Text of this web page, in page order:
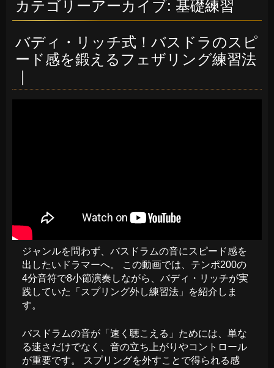
カテゴリーアーカイブ: 基礎練習
バディ・リッチ式！バスドラのスピ
ード感を鍛えるフェザリング練習法
ジャンルを問わず、バスドラムの音にスピード感を
出したいドラマーへ。 この動画では、テンポ200の
4分音符で8小節演奏しながら、バディ・リッチが実
践していた「スプリング外し練習法」を紹介しま
す。
バスドラムの音が「速く聴こえる」ためには、単な
る速さだけでなく、音の立ち上がりやコントロール
が重要です。 スプリングを外すことで得られる感